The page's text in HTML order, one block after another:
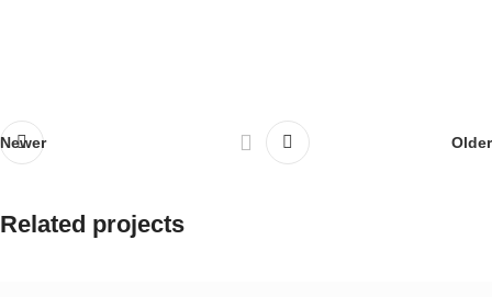
Newer Older
Related projects